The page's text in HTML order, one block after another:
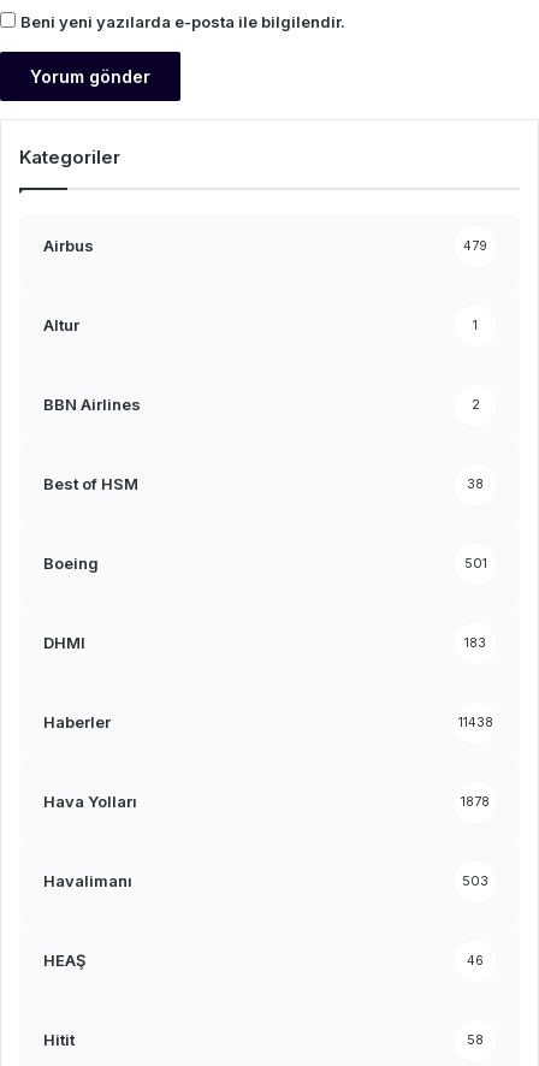
Beni yeni yazılarda e-posta ile bilgilendir.
Kategoriler
Airbus 479
Altur 1
BBN Airlines 2
Best of HSM 38
Boeing 501
DHMI 183
Haberler 11438
Hava Yolları 1878
Havalimanı 503
HEAŞ 46
Hitit 58